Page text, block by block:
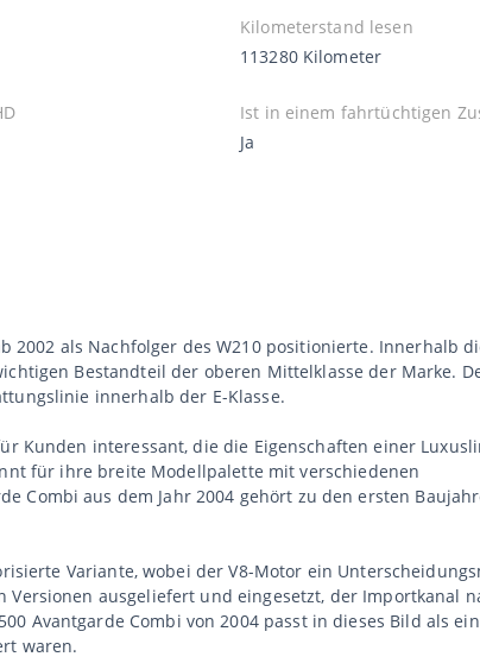
Kilometerstand lesen
113280 Kilometer
Ist in einem fahrtüchtigen
Ja
2002 als Nachfolger des W210 positionierte. Innerhalb
Bestandteil der oberen Mittelklasse der Marke.
innerhalb der E-Klasse.
Kunden interessant, die die Eigenschaften einer
für ihre breite Modellpalette mit verschiedenen
Combi aus dem Jahr 2004 gehört zu den ersten
Variante, wobei der V8-Motor ein
ausgeliefert und eingesetzt, der Importkanal
Avantgarde Combi von 2004 passt in dieses Bild als
waren.